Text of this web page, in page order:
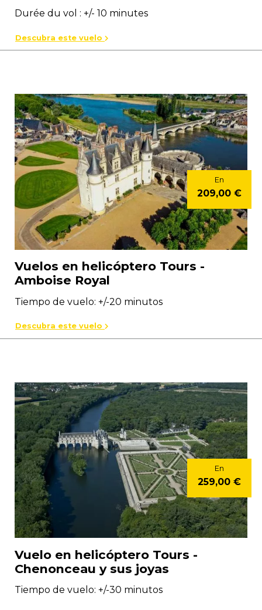
Durée du vol : +/- 10 minutes
Descubra este vuelo
Vuelos en helicóptero Tours -
Amboise Royal
Tiempo de vuelo: +/-20 minutos
En
209,00 €
Descubra este vuelo
Vuelo en helicóptero Tours -
Chenonceau y sus joyas
Tiempo de vuelo: +/-30 minutos
En
259,00 €